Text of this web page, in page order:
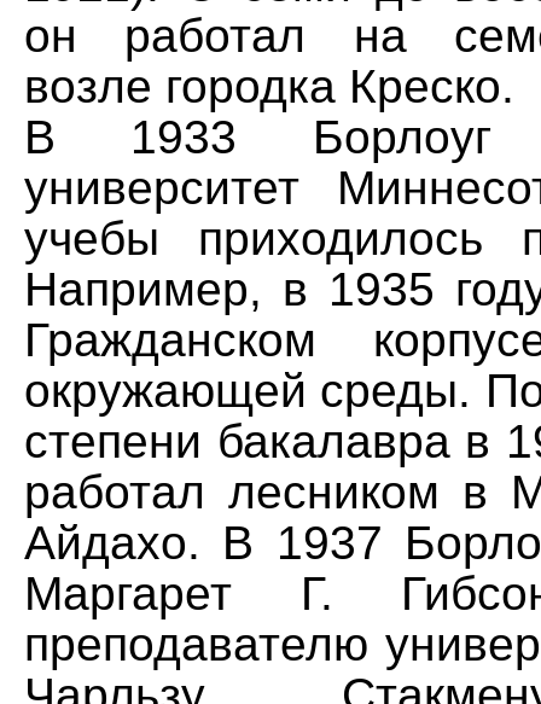
он работал на
возле городка Креско.
В 1933 Борлоуг
университет
учебы приходилось
Например, в 1935
Гражданском
окружающей среды.
степени бакалавра в
работал лесником в
Айдахо. В 1937
Маргарет Г.
преподавателю